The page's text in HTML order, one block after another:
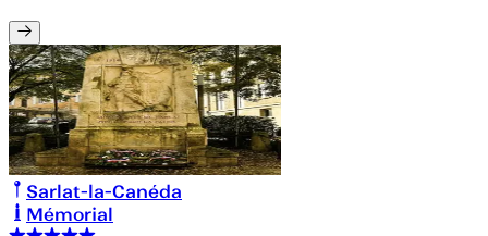
Sarlat-la-Canéda
Mémorial